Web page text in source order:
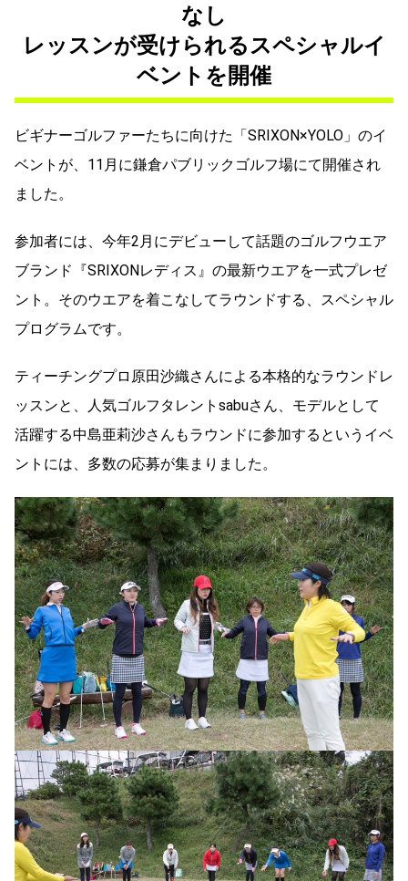
なし
レッスンが受けられるスペシャルイ
ベントを開催
ビギナーゴルファーたちに向けた「SRIXON×YOLO」のイ
ベントが、11月に鎌倉パブリックゴルフ場にて開催され
ました。
参加者には、今年2月にデビューして話題のゴルフウエア
ブランド『SRIXONレディス』の最新ウエアを一式プレゼ
ント。そのウエアを着こなしてラウンドする、スペシャル
プログラムです。
ティーチングプロ原田沙織さんによる本格的なラウンドレ
ッスンと、人気ゴルフタレントsabuさん、モデルとして
活躍する中島亜莉沙さんもラウンドに参加するというイベ
ントには、多数の応募が集まりました。